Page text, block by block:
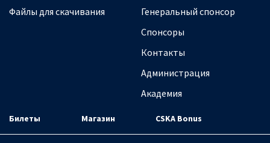
Файлы для скачивания
Генеральный спонсор
Спонсоры
Контакты
Администрация
Академия
Билеты Магазин CSKA Bonus